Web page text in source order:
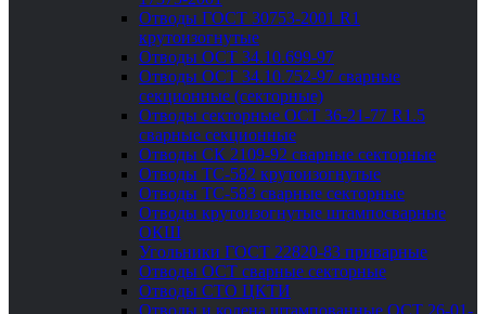
Отводы ГОСТ 30753-2001 R1
крутоизогнутые
Отводы ОСТ 34.10.699-97
Отводы ОСТ 34.10.752-97 сварные
секционные (секторные)
Отводы секторные ОСТ 36-21-77 R1.5
сварные секционные
Отводы СК 2109-92 сварные секторные
Отводы ТС-582 крутоизогнутые
Отводы ТС-583 сварные секторные
Отводы крутоизогнутые штампосварные
ОКШ
Угольники ГОСТ 22820-83 приварные
Отводы ОСТ сварные секторные
Отводы СТО ЦКТИ
Отводы и колена штампованные ОСТ 26-01-